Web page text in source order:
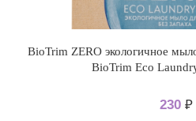
BioTrim ZERO экологичное
BioTrim Eco
230 ₽